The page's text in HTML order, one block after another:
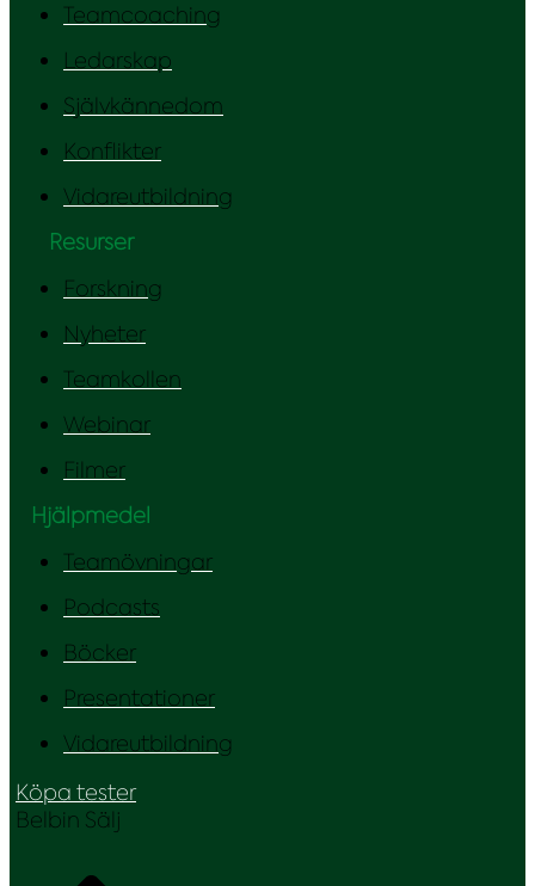
Teamcoaching
Ledarskap
Självkännedom
Konflikter
Vidareutbildning
Resurser
Forskning
Nyheter
Teamkollen
Webinar
Filmer
Hjälpmedel
Teamövningar
Podcasts
Böcker
Presentationer
Vidareutbildning
Köpa tester
Belbin Sälj